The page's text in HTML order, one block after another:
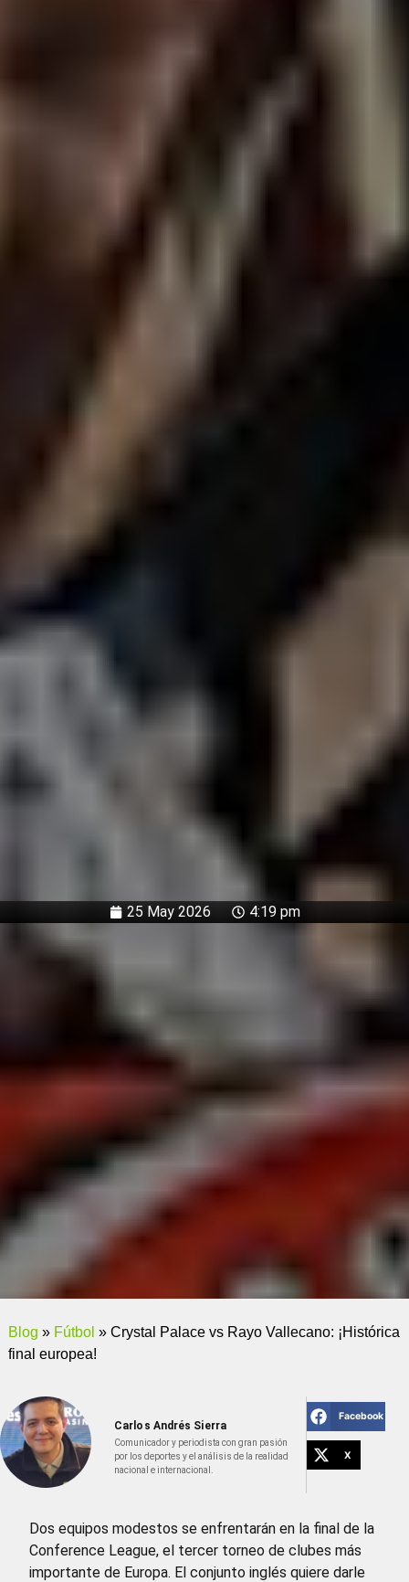
25 May 2026 4:19 pm
Blog » Fútbol » Crystal Palace vs Rayo Vallecano: ¡Histórica
final europea!
Carlos Andrés Sierra
Comunicador y periodista con gran pasión
por los deportes y el análisis de la realidad
nacional e internacional.
Facebook
X
Dos equipos modestos se enfrentarán en la final de la
Conference League, el tercer torneo de clubes más
importante de Europa. El conjunto inglés quiere darle